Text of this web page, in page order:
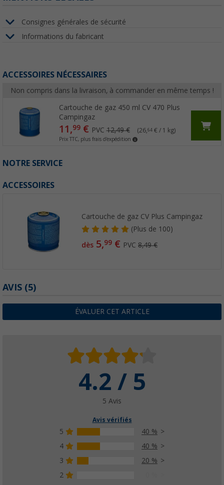
Consignes générales de sécurité
Informations du fabricant
ACCESSOIRES NÉCESSAIRES
Non compris dans la livraison, à commander en même temps !
Cartouche de gaz 450 ml CV 470 Plus
Campingaz
11,99€ PVC12,49 € (26,64€ / 1 kg)
Prix TTC, plus frais d'expédition
NOTRE SERVICE
ACCESSOIRES
Cartouche de gaz CV Plus Campingaz
(Plus de 100)
dès 5,99 € PVC8,49 €
AVIS (5)
ÉVALUER CET ARTICLE
4.2 / 5
5 Avis
Avis vérifiés
5
40 %
4
40 %
3
20 %
2